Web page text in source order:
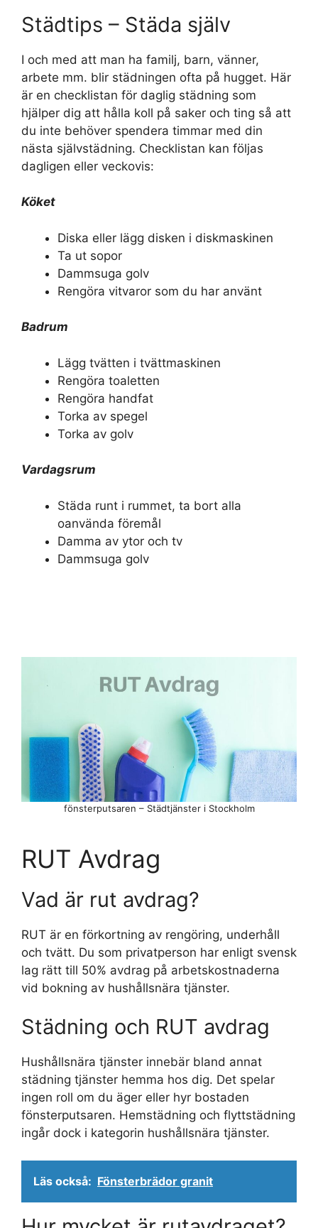
Städtips – Städa själv
I och med att man ha familj, barn, vänner,
arbete mm. blir städningen ofta på hugget. Här
är en checklistan för daglig städning som
hjälper dig att hålla koll på saker och ting så att
du inte behöver spendera timmar med din
nästa självstädning. Checklistan kan följas
dagligen eller veckovis:
Köket
Diska eller lägg disken i diskmaskinen
Ta ut sopor
Dammsuga golv
Rengöra vitvaror som du har använt
Badrum
Lägg tvätten i tvättmaskinen
Rengöra toaletten
Rengöra handfat
Torka av spegel
Torka av golv
Vardagsrum
Städa runt i rummet, ta bort alla
oanvända föremål
Damma av ytor och tv
Dammsuga golv
RUT Avdrag
Vad är rut avdrag?
RUT är en förkortning av rengöring, underhåll
och tvätt. Du som privatperson har enligt svensk
lag rätt till 50% avdrag på arbetskostnaderna
vid bokning av hushållsnära tjänster.
Städning och RUT avdrag
Hushållsnära tjänster innebär bland annat
städning tjänster hemma hos dig. Det spelar
ingen roll om du äger eller hyr bostaden
fönsterputsaren. Hemstädning och flyttstädning
ingår dock i kategorin hushållsnära tjänster.
Läs också: Fönsterbrädor granit
fönsterputsaren – Städtjänster i Stockholm